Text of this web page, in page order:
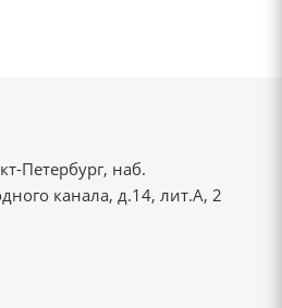
Петербург, наб.
канала, д.14, лит.А, 2